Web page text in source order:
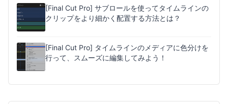
[Final Cut Pro] サブロールを使ってタイムラインの
クリップをより細かく配置する方法とは？
[Final Cut Pro] タイムラインのメディアに色分けを
行って、スムーズに編集してみよう！